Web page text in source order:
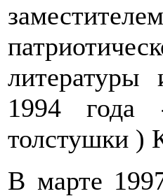
литературы
1994 года
толстушки )
В марте